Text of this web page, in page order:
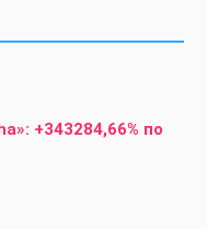
+343284,66% по